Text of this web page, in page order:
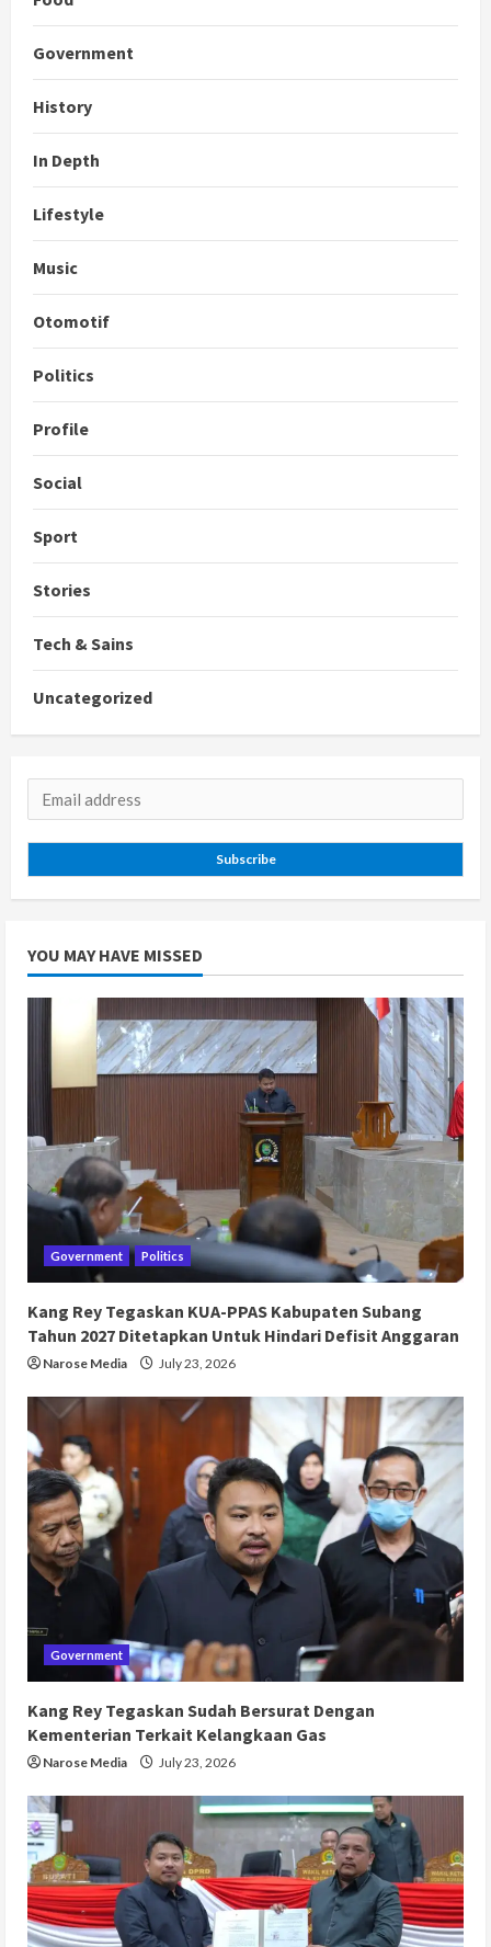
Government
History
In Depth
Lifestyle
Music
Otomotif
Politics
Profile
Social
Sport
Stories
Tech & Sains
Uncategorized
Subscribe
YOU MAY HAVE MISSED
Government Politics
Kang Rey Tegaskan KUA-PPAS Kabupaten Subang
Tahun 2027 Ditetapkan Untuk Hindari Defisit Anggaran
Narose Media July 23, 2026
Government
Kang Rey Tegaskan Sudah Bersurat Dengan
Kementerian Terkait Kelangkaan Gas
Narose Media July 23, 2026